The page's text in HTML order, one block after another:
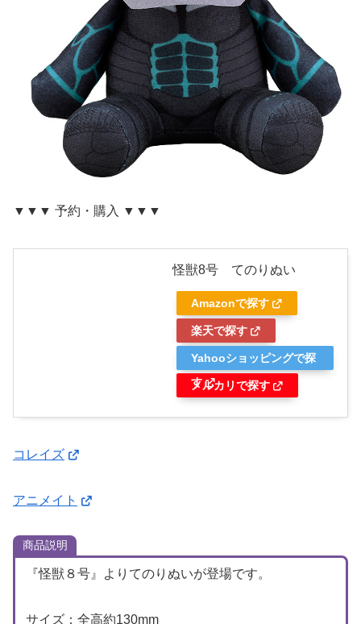
▼▼▼ 予約・購入 ▼▼▼
怪獣8号 てのりぬい
Amazonで探す
楽天で探す
Yahooショッピングで探
す
メルカリで探す
コレイズ
アニメイト
商品説明
『怪獣８号』よりてのりぬいが登場です。
サイズ：全高約130mm